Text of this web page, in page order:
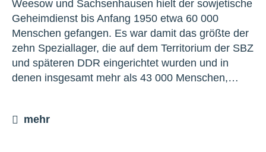
Weesow und Sachsenhausen hielt der sowjetische
Geheimdienst bis Anfang 1950 etwa 60 000
Menschen gefangen. Es war damit das größte der
zehn Speziallager, die auf dem Territorium der SBZ
und späteren DDR eingerichtet wurden und in
denen insgesamt mehr als 43 000 Menschen,…
mehr